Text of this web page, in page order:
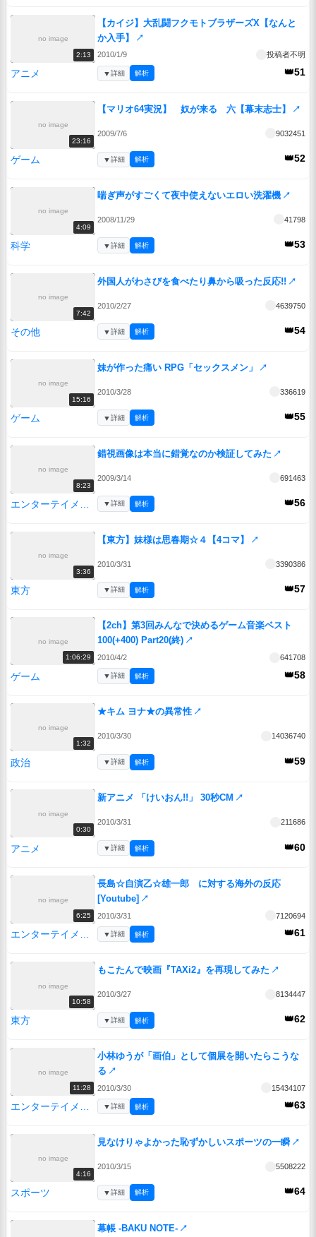
no image
2:13
【カイジ】大乱闘フクモトブラザーズX【なんと
か入手】
↗
2010/1/9 投稿者不明
アニメ 👑51
▼詳細 解析
no image
23:16
【マリオ64実況】 奴が来る 六【幕末志士】 ↗
2009/7/6 9032451
ゲーム 👑52
▼詳細 解析
no image
4:09
喘ぎ声がすごくて夜中使えないエロい洗濯機 ↗
2008/11/29 41798
科学 👑53
▼詳細 解析
no image
7:42
外国人がわさびを食べたり鼻から吸った反応!! ↗
2010/2/27 4639750
その他 👑54
▼詳細 解析
no image
15:16
妹が作った痛い RPG「セックスメン」 ↗
2010/3/28 336619
ゲーム 👑55
▼詳細 解析
no image
8:23
錯視画像は本当に錯覚なのか検証してみた ↗
2009/3/14 691463
👑56
▼詳細 解析
no image
3:36
【東方】妹様は思春期☆４【4コマ】 ↗
2010/3/31 3390386
東方 👑57
▼詳細 解析
no image
1:06:29
【2ch】第3回みんなで決めるゲーム音楽ベスト
100(+400) Part20(終) ↗
2010/4/2 641708
ゲーム 👑58
▼詳細 解析
no image
1:32
★キム ヨナ★の異常性 ↗
2010/3/30 14036740
政治 👑59
▼詳細 解析
no image
0:30
新アニメ 「けいおん!!」 30秒CM ↗
2010/3/31 211686
アニメ 👑60
▼詳細 解析
no image
6:25
長島☆自演乙☆雄一郎 に対する海外の反応
[Youtube] ↗
2010/3/31 7120694
エンターテイメント 👑61
▼詳細 解析
no image
10:58
もこたんで映画『TAXi2』を再現してみた ↗
2010/3/27 8134447
東方 👑62
▼詳細 解析
no image
11:28
小林ゆうが「画伯」として個展を開いたらこうな
る ↗
2010/3/30 15434107
エンターテイメント 👑63
▼詳細 解析
no image
4:16
見なけりゃよかった恥ずかしいスポーツの一瞬 ↗
2010/3/15 5508222
スポーツ 👑64
▼詳細 解析
幕帳 -BAKU NOTE- ↗